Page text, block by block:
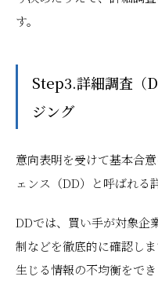
す。
Step3.詳細調査（
ジング
意向表明を受けて基本合
ェンス（DD）と呼ばれる
DDでは、買い手が対象企
制などを徹底的に確認し
生じる情報の不均衡をで